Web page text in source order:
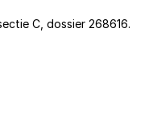
C, dossier 268616.